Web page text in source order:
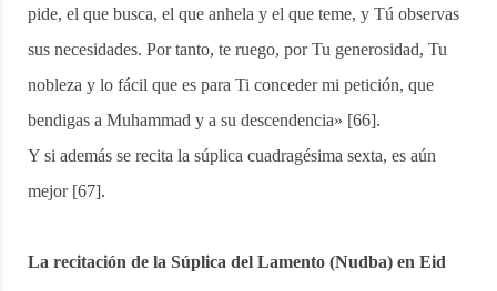
pide, el que busca, el que anhela y el que teme, y Tú observas
sus necesidades. Por tanto, te ruego, por Tu generosidad, Tu
nobleza y lo fácil que es para Ti conceder mi petición, que
bendigas a Muhammad y a su descendencia» [66].
Y si además se recita la súplica cuadragésima sexta, es aún
mejor [67].
La recitación de la Súplica del Lamento (Nudba) en Eid